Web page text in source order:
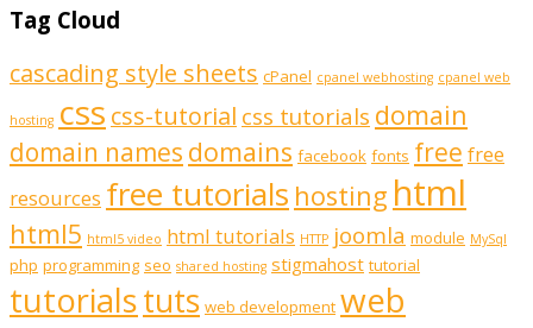
Tag Cloud
cascading style sheets cPanel cpanel webhosting cpanel web
hosting css css-tutorial css tutorials domain
domain names domains facebook fonts free free
resources free tutorials hosting html
html5 html5 video html tutorials HTTP joomla module MySql
php programming seo shared hosting stigmahost tutorial
tutorialstuts web development web